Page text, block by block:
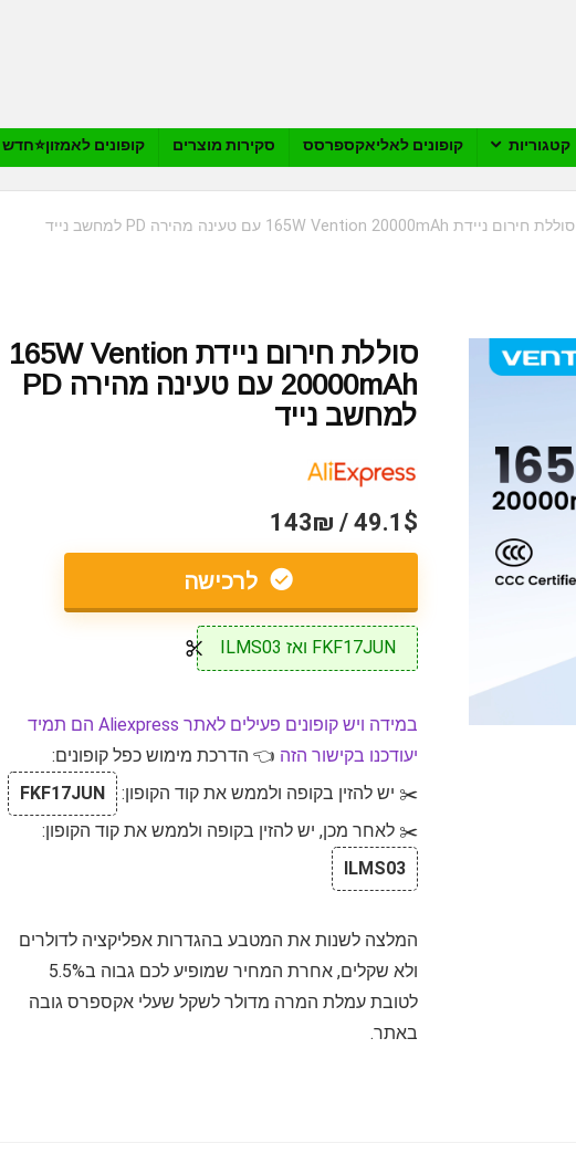
קטגוריות קופונים לאליאקספרסס סקירות מוצרים קופונים לאמזון⭐️חדש
סוללת חירום ניידת 165W Vention 20000mAh עם טעינה מהירה PD למחשב נייד
סוללת חירום ניידת 165W Vention
20000mAh עם טעינה מהירה PD
למחשב נייד
49.1$ / 143₪
לרכישה
FKF17JUN ואז ILMS03
במידה ויש קופונים פעילים לאתר Aliexpress הם תמיד
יעודכנו בקישור הזה 👈 הדרכת מימוש כפל קופונים:
✂️ יש להזין בקופה ולממש את קוד הקופון:
FKF17JUN
✂️ לאחר מכן, יש להזין בקופה ולממש את קוד הקופון:
ILMS03
המלצה לשנות את המטבע בהגדרות אפליקציה לדולרים
ולא שקלים, אחרת המחיר שמופיע לכם גבוה ב5.5%
לטובת עמלת המרה מדולר לשקל שעלי אקספרס גובה
באתר.